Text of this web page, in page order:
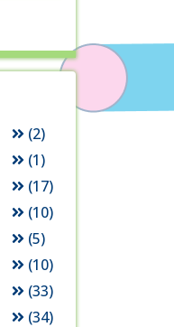
(2)
(1)
(17)
(10)
(5)
(10)
(33)
(34)